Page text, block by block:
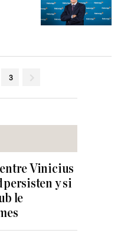
3
Vinicius
persisten y si
le